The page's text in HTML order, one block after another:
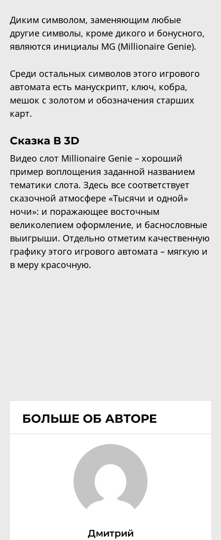
Диким символом, заменяющим любые
другие символы, кроме дикого и бонусного,
являются инициалы MG (Millionaire Genie).
Среди остальных символов этого игрового
автомата есть манускрипт, ключ, кобра,
мешок с золотом и обозначения старших
карт.
Сказка В 3D
Видео слот Millionaire Genie – хороший
пример воплощения заданной названием
тематики слота. Здесь все соответствует
сказочной атмосфере «Тысячи и одной»
ночи»: и поражающее восточным
великолепием оформление, и баснословные
выигрыши. Отдельно отметим качественную
графику этого игрового автомата – мягкую и
в меру красочную.
БОЛЬШЕ ОБ АВТОРЕ
Дмитрий